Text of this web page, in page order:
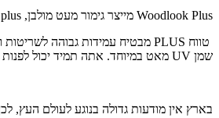
Woodlook Plus מייצר גימור מעט מולבן, ecofix – plus גימור טבעי ואוקולטו PLUS גימור מעט אינטנסיבי.
שמן UV מאט במיוחד. אתה תמיד יכול לפנות אלינו אם יש לך שאלות לגבי הגימור הנכון לעץ שלך.
בארץ אין מודעות גדולה בנוגע לעולם העץ,